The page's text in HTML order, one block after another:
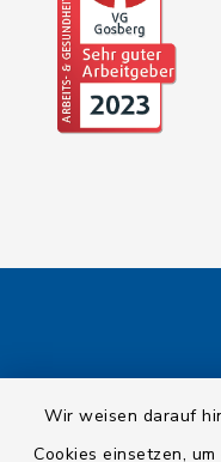
Wir weisen darauf
Cookies einsetzen,